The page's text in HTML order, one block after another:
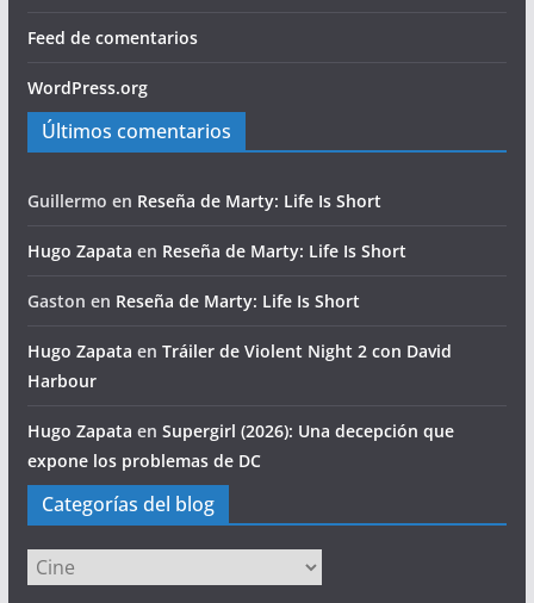
Feed de comentarios
WordPress.org
Últimos comentarios
Guillermo en Reseña de Marty: Life Is Short
Hugo Zapata en Reseña de Marty: Life Is Short
Gaston en Reseña de Marty: Life Is Short
Hugo Zapata en Tráiler de Violent Night 2 con David
Harbour
Hugo Zapata en Supergirl (2026): Una decepción que
expone los problemas de DC
Categorías del blog
Categorías
del